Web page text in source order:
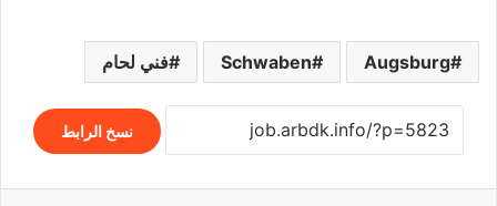
Augsburg
Schwaben فني لحام
نسخ الرابط